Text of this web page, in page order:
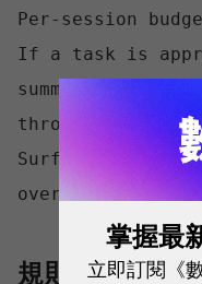
Per-session
If a task is
summarize and
through.
Surfacing the
規則7：衝突要
掌握最
立即訂閱《